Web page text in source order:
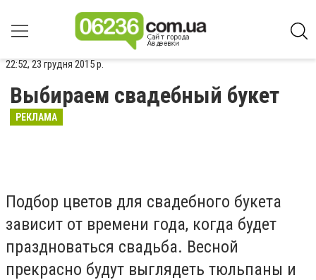
22:52, 23 грудня 2015 р.
Выбираем свадебный букет
РЕКЛАМА
Подбор цветов для свадебного букета
зависит от времени года, когда будет
праздноваться свадьба. Весной
прекрасно будут выглядеть тюльпаны и